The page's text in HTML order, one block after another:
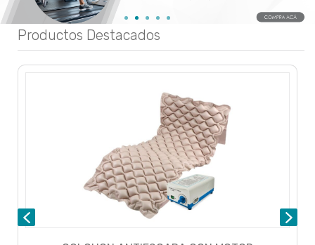
1 2 3 4 5
Productos Destacados